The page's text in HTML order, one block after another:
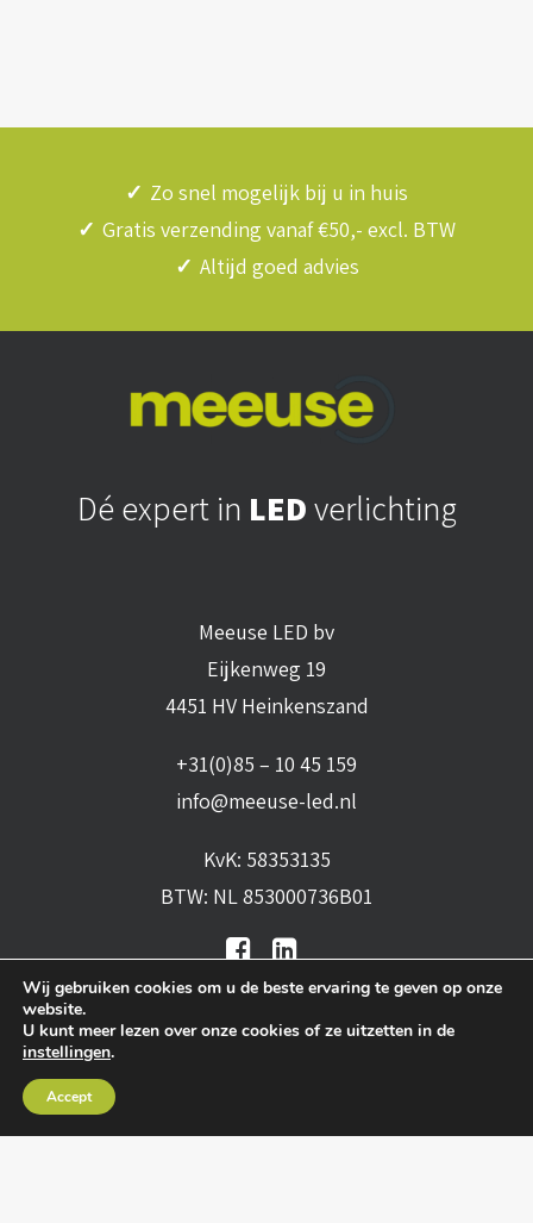
✓ Zo snel mogelijk bij u in huis
✓ Gratis verzending vanaf €50,- excl. BTW
✓ Altijd goed advies
Dé expert in LEDverlichting
Meeuse LED bv
Eijkenweg 19
4451 HV Heinkenszand
+31(0)85 – 10 45 159
info@meeuse-led.nl
KvK: 58353135
BTW: NL 853000736B01
leveringsvoorwaarden
Wij gebruiken cookies om u de beste ervaring te geven op onze
website.
U kunt meer lezen over onze cookies of ze uitzetten in de
instellingen.
Accept